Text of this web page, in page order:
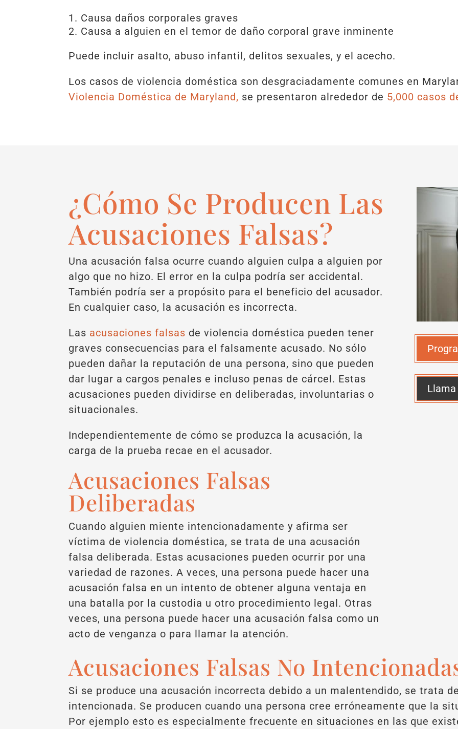
Causa daños corporales graves
Causa a alguien en el temor de daño corporal grave inminente
Puede incluir asalto, abuso infantil, delitos sexuales, y el acecho.
Los casos de violencia doméstica son desgraciadamente comunes en
Violencia Doméstica de Maryland, se presentaron alrededor de 5,000 casos
¿Cómo Se Producen Las
Acusaciones Falsas?
Una acusación falsa ocurre cuando alguien culpa a alguien por
algo que no hizo. El error en la culpa podría ser accidental.
También podría ser a propósito para el beneficio del acusador.
En cualquier caso, la acusación es incorrecta.
Las acusaciones falsas de violencia doméstica pueden tener
graves consecuencias para el falsamente acusado. No sólo
pueden dañar la reputación de una persona, sino que pueden
dar lugar a cargos penales e incluso penas de cárcel. Estas
acusaciones pueden dividirse en deliberadas, involuntarias o
situacionales.
Independientemente de cómo se produzca la acusación, la
carga de la prueba recae en el acusador.
Acusaciones Falsas
Deliberadas
Cuando alguien miente intencionadamente y afirma ser
víctima de violencia doméstica, se trata de una acusación
falsa deliberada. Estas acusaciones pueden ocurrir por una
variedad de razones. A veces, una persona puede hacer una
acusación falsa en un intento de obtener alguna ventaja en
una batalla por la custodia u otro procedimiento legal. Otras
veces, una persona puede hacer una acusación falsa como un
acto de venganza o para llamar la atención.
Llama
Acusaciones Falsas No
Si se produce una acusación incorrecta debido a un malentendido, se trata
intencionada. Se producen cuando una persona cree erróneamente que la
Por ejemplo esto es especialmente frecuente en situaciones en las que